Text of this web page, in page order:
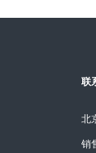
联
北
销